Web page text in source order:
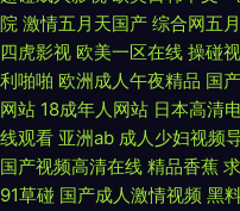
91 日韩成人日韩精品 91巨跑在
豆 91超碰在线成人 超碰在线播
中出 国內操逼在线 91视频国产
院 激情五月天国产 综合网五
四虎影视 欧美一区在线 操碰
利啪啪 欧洲成人午夜精品 国
网站 18成年人网站 日本高清
线观看 亚洲ab 成人少妇视频
国产视频高清在线 精品香蕉
91草碰 国产成人激情视频 黑